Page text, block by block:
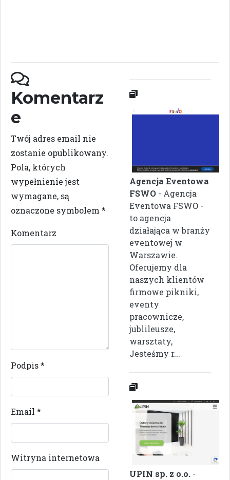
Komentarz
e
Twój adres email nie
zostanie opublikowany.
Pola, których
wypełnienie jest
wymagane, są
oznaczone symbolem *
Komentarz
Podpis*
Email *
Witryna internetowa
Agencja Eventowa
FSWO - Agencja
Eventowa FSWO -
to agencja
działająca w branży
eventowej w
Warszawie.
Oferujemy dla
naszych klientów
firmowe pikniki,
eventy
pracownicze,
jublileusze,
warsztaty,
Jesteśmy r...
UPIN sp. z o.o. -